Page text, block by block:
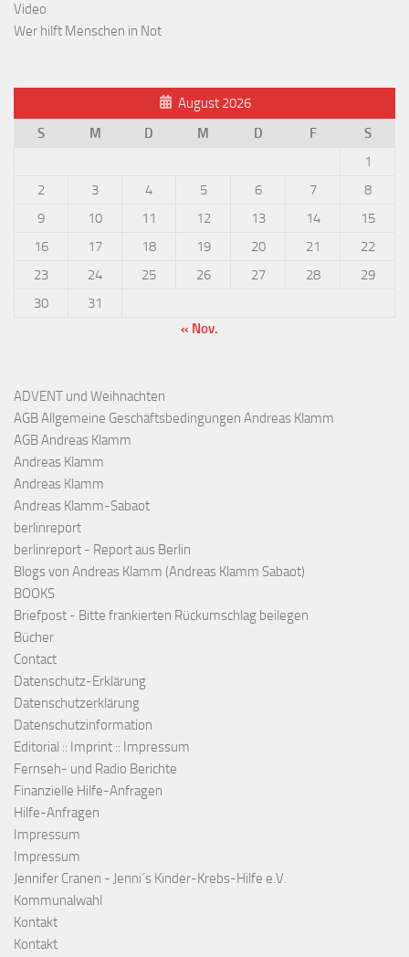
Video
Wer hilft Menschen in Not
August 2026
S
M D M D F
S
1
2
3 4 5 6 7
8
9
10 11 12 13 14
15
16
17 18 19 20 21
22
23
24 25 26 27 28
29
30
31
« Nov.
ADVENT und Weihnachten
AGB Allgemeine Geschäftsbedingungen Andreas Klamm
AGB Andreas Klamm
Andreas Klamm
Andreas Klamm
Andreas Klamm-Sabaot
berlinreport
berlinreport - Report aus Berlin
Blogs von Andreas Klamm (Andreas Klamm Sabaot)
BOOKS
Briefpost - Bitte frankierten Rückumschlag beilegen
Bücher
Contact
Datenschutz-Erklärung
Datenschutzerklärung
Datenschutzinformation
Editorial :: Imprint :: Impressum
Fernseh- und Radio Berichte
Finanzielle Hilfe-Anfragen
Hilfe-Anfragen
Impressum
Impressum
Jennifer Cranen - Jenni´s Kinder-Krebs-Hilfe e.V.
Kommunalwahl
Kontakt
Kontakt